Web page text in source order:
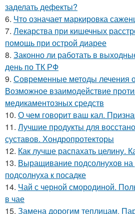
заделать дефекты?
6. Что означает маркировка
7. Лекарства при кишечных
помощь при острой диарее
8. Законно ли работать в
день по ТК РФ
9. Современные методы лечения
Возможное взаимодействие
медикаментозных средств
10. О чем говорит ваш кал.
11. Лучшие продукты для
суставов. Хондропротекторы
12. Как лучше распахать целину.
13. Выращивание подсолнухов на
подсолнуха к посадке
14. Чай с черной смородиной.
в чае
15. Замена дорогим теплицам.